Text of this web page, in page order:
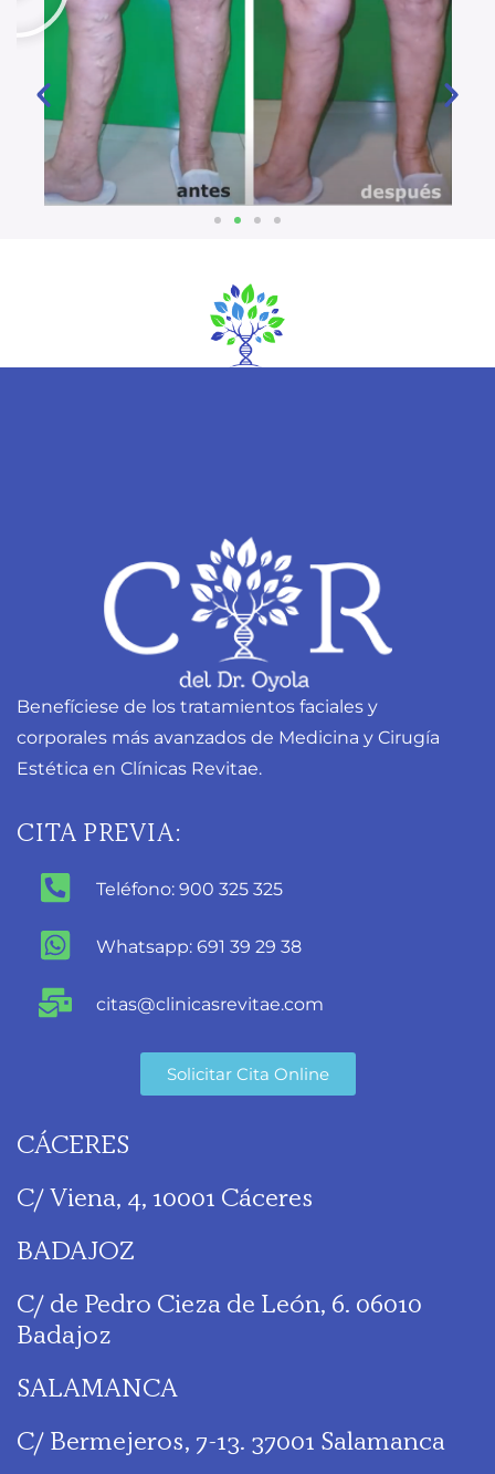
Benefíciese de los tratamientos faciales y
corporales más avanzados de Medicina y Cirugía
Estética en Clínicas Revitae.
CITA PREVIA:
Teléfono: 900 325 325
Whatsapp: 691 39 29 38
citas@clinicasrevitae.com
Solicitar Cita Online
CÁCERES
C/ Viena, 4, 10001 Cáceres
BADAJOZ
C/ de Pedro Cieza de León, 6. 06010
Badajoz
SALAMANCA
C/ Bermejeros, 7-13. 37001 Salamanca